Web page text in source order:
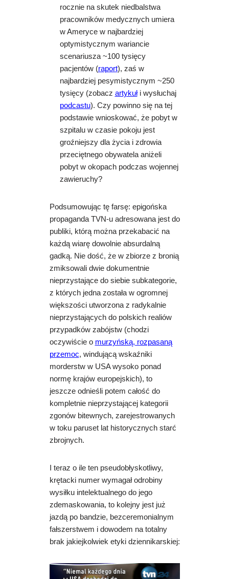
rocznie na skutek niedbalstwa
pracowników medycznych umiera
w Ameryce w najbardziej
optymistycznym wariancie
scenariusza ~100 tysięcy
pacjentów (raport), zaś w
najbardziej pesymistycznym ~250
tysięcy (zobacz artykułi wysłuchaj
podcastu). Czy powinno się na tej
podstawie wnioskować, że pobyt w
szpitalu w czasie pokoju jest
groźniejszy dla życia i zdrowia
przeciętnego obywatela aniżeli
pobyt w okopach podczas wojennej
zawieruchy?
Podsumowując tę farsę: epigońska
propaganda TVN-u adresowana jest do
publiki, którą można przekabacić na
każdą wiarę dowolnie absurdalną
gadką. Nie dość, że w zbiorze z bronią
zmiksowali dwie dokumentnie
nieprzystające do siebie subkategorie,
z których jedna została w ogromnej
większości utworzona z radykalnie
nieprzystających do polskich realiów
przypadków zabójstw (chodzi
oczywiście o murzyńską, rozpasaną
przemoc, windującą wskaźniki
morderstw w USA wysoko ponad
normę krajów europejskich), to
jeszcze odnieśli potem całość do
kompletnie nieprzystającej kategorii
zgonów bitewnych, zarejestrowanych
w toku paruset lat historycznych starć
zbrojnych.
I teraz o ile ten pseudobłyskotliwy,
krętacki numer wymagał odrobiny
wysiłku intelektualnego do jego
zdemaskowania, to kolejny jest już
jazdą po bandzie, bezceremonialnym
fałszerstwem i dowodem na totalny
brak jakiejkolwiek etyki dziennikarskiej: